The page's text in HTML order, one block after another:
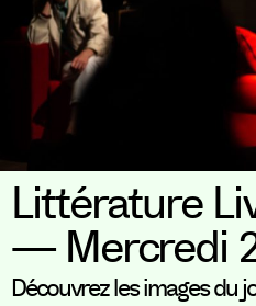
Littérature
— Mercredi
Découvrez les images du